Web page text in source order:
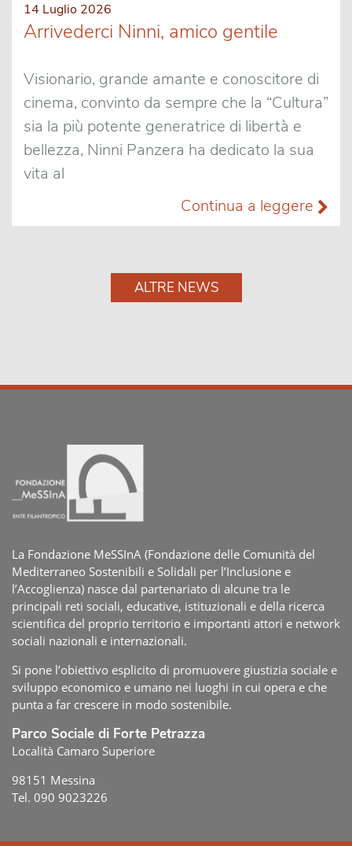
14 Luglio 2026
Arrivederci Ninni, amico gentile
Visionario, grande amante e conoscitore di
cinema, convinto da sempre che la “Cultura”
sia la più potente generatrice di libertà e
bellezza, Ninni Panzera ha dedicato la sua
vita al
Continua a leggere
ALTRE NEWS
La Fondazione MeSSInA (Fondazione delle Comunità del
Mediterraneo Sostenibili e Solidali per l’Inclusione e
l’Accoglienza) nasce dal partenariato di alcune tra le
principali reti sociali, educative, istituzionali e della ricerca
scientifica del proprio territorio e importanti attori e network
sociali nazionali e internazionali.
Si pone l’obiettivo esplicito di promuovere giustizia sociale e
sviluppo economico e umano nei luoghi in cui opera e che
punta a far crescere in modo sostenibile.
Parco Sociale di Forte Petrazza
Località Camaro Superiore
98151 Messina
Tel. 090 9023226